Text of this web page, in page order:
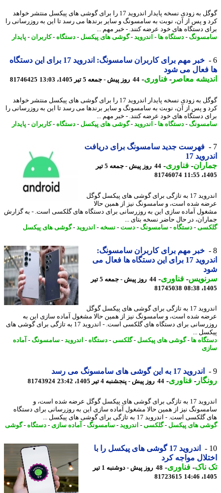
گوگل به زودی نسخه پایدار اندروید 17 را برای گوشی های پیکسل منتشر خواهد
و پس از آن، نوبت به سامسونگ و سایر برندها می رسد تا این به روزرسانی را
دستگاه های خود عرضه کنند. - خبر مهم ...
-دستگاه ها- اندروید-گوشی های پیکسل-دستگاه-کاربران - پایدار
خبر مهم برای کاربران سامسونگ: اندروید 17 برای این دستگاه
فعال می شود
معاصر-فناوری- 44 روز پیش - جمعه 5 تیر 1405، 13:03 81746425
گوگل به زودی نسخه پایدار اندروید 17 را برای گوشی های پیکسل منتشر خواهد
و پس از آن، نوبت به سامسونگ و سایر برندها می رسد تا این به روزرسانی را
دستگاه های خود عرضه کنند. - خبر مهم ...
-دستگاه ها- اندروید-گوشی های پیکسل-دستگاه-کاربران - پایدار
فهرست جدید سامسونگ برای دریافت
17
- فناوری-
44 روز پیش - جمعه 5 تیر
81746074
اندروید 17 به تازگی برای گوشی های پیکسل گوگل
شده است، و سامسونگ نیز از همین حالا
آماده سازی این به روزرسانی برای دستگاه های گلکسی است. - به گزارش
در حال حاضر نسخه بتای ...
-دستگاه-سامسونگ-دست-نسخه-اندروید-گوشی های پیکسل
خبر مهم برای کاربران سامسونگ:
اندروید 17 برای این دستگاه ها فعال می
-فناوری-
44 روز پیش - جمعه 5 تیر
81745038
اندروید 17 به تازگی برای گوشی های پیکسل گوگل
شده است، و سامسونگ نیز از همین حالا مشغول آماده سازی این به
روزرسانی برای دستگاه های گلکسی است. - اندروید 17 به تازگی برای گوشی های
...
ها- گوشی های پیکسل-گلکسی-دستگاه-اندروید-سامسونگ-آماده
اندروید 17 به این گوشی های سامسونگ می رسد
-فناوری- 44 روز پیش - پنجشنبه 4 تیر 1405، 23:42 81743924
اندروید 17 به تازگی برای گوشی های پیکسل گوگل عرضه شده است، و
نیز از همین حالا مشغول آماده سازی این به روزرسانی برای دستگاه
است. - اندروید 17 به تازگی برای گوشی های پیکسل ...
های پیکسل-گلکسی-اندروید-سامسونگ-آماده سازی- دستگاه-گوشی
اندروید 17 گوشی های پیکسل را با
مواجه کرد
-فناوری-
48 روز پیش - دوشنبه 1 تیر
81723615